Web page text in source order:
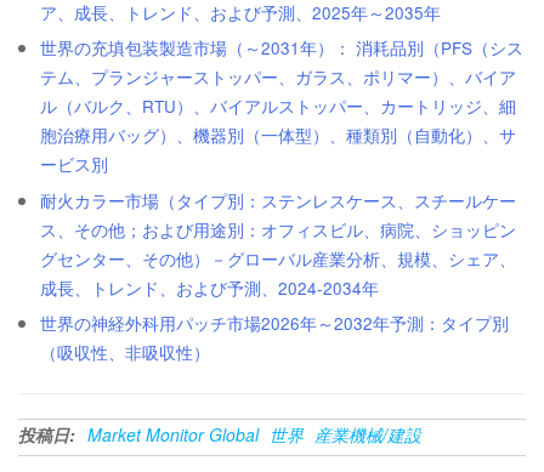
ア、成長、トレンド、および予測、2025年～2035年
世界の充填包装製造市場（～2031年）： 消耗品別（PFS（シス
テム、プランジャーストッパー、ガラス、ポリマー）、バイア
ル（バルク、RTU）、バイアルストッパー、カートリッジ、細
胞治療用バッグ）、機器別（一体型）、種類別（自動化）、サ
ービス別
耐火カラー市場（タイプ別：ステンレスケース、スチールケー
ス、その他；および用途別：オフィスビル、病院、ショッピン
グセンター、その他）－グローバル産業分析、規模、シェア、
成長、トレンド、および予測、2024-2034年
世界の神経外科用パッチ市場2026年～2032年予測：タイプ別
（吸収性、非吸収性）
投稿日: Market Monitor Global 世界 産業機械/建設